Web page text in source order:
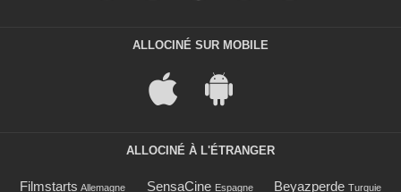
ALLOCINÉ SUR MOBILE
ALLOCINÉ À L'ÉTRANGER
Filmstarts Allemagne SensaCine Espagne Beyazperde Turquie